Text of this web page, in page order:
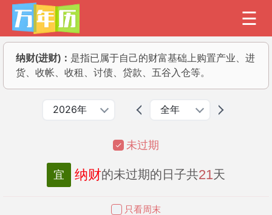
纳财(进财)： 是指已属于自己的财富基础上购置产业、进
货、收帐、收租、讨债、贷款、五谷入仓等。
2026年 全年
未过期
宜 纳财的未过期的日子共21天
只看周末